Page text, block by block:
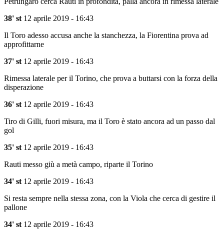
38' st 12 aprile 2019 - 16:43
Il Toro adesso accusa anche la stanchezza, la Fiorentina prova ad
approfittarne
37' st 12 aprile 2019 - 16:43
Rimessa laterale per il Torino, che prova a buttarsi con la forza della
disperazione
36' st 12 aprile 2019 - 16:43
Tiro di Gilli, fuori misura, ma il Toro è stato ancora ad un passo dal
gol
35' st 12 aprile 2019 - 16:43
Rauti messo giù a metà campo, riparte il Torino
34' st 12 aprile 2019 - 16:43
Si resta sempre nella stessa zona, con la Viola che cerca di gestire il
pallone
34' st 12 aprile 2019 - 16:43